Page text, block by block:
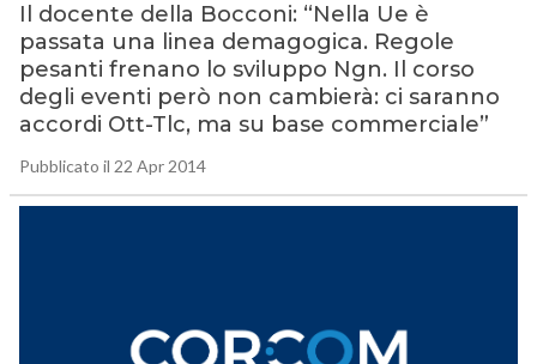
Il docente della Bocconi: “Nella Ue è
passata una linea demagogica. Regole
pesanti frenano lo sviluppo Ngn. Il corso
degli eventi però non cambierà: ci saranno
accordi Ott-Tlc, ma su base commerciale”
Pubblicato il 22 Apr 2014